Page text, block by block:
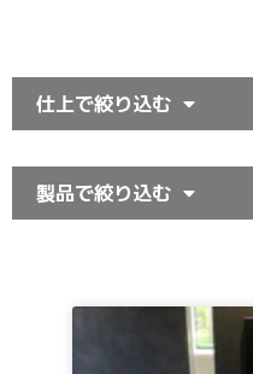
仕上で絞り込む
製品で絞り込む